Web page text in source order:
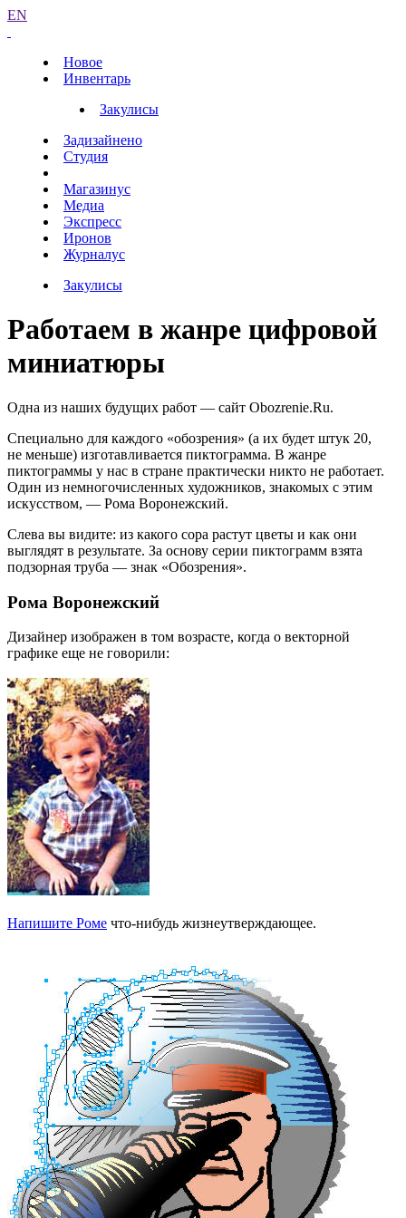
EN
Новое
Инвентарь
Закулисы
Задизайнено
Студия
Магазинус
Медиа
Экспресс
Иронов
Журналус
Закулисы
Работаем в жанре цифровой
миниатюры
Одна из наших будущих работ — сайт Obozrenie.Ru.
Специально для каждого «обозрения» (а их будет штук 20,
не меньше) изготавливается пиктограмма. В жанре
пиктограммы у нас в стране практически никто не работает.
Один из немногочисленных художников, знакомых с этим
искусством, — Рома Воронежский.
Слева вы видите: из какого сора растут цветы и как они
выглядят в результате. За основу серии пиктограмм взята
подзорная труба — знак «Обозрения».
Рома Воронежский
Дизайнер изображен в том возрасте, когда о векторной
графике еще не говорили:
Напишите Роме что-нибудь жизнеутверждающее.